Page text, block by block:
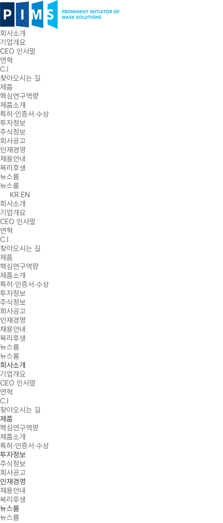
회사소개
기업개요
CEO 인사말
연혁
C.I
찾아오시는 길
제품
핵심연구역량
제품소개
특허·인증서·수상
투자정보
주식정보
회사공고
인재경영
채용안내
복리후생
뉴스룸
뉴스룸
KR EN
회사소개
기업개요
CEO 인사말
연혁
C.I
찾아오시는 길
제품
핵심연구역량
제품소개
특허·인증서·수상
투자정보
주식정보
회사공고
인재경영
채용안내
복리후생
뉴스룸
뉴스룸
회사소개
기업개요
CEO 인사말
연혁
C.I
찾아오시는 길
제품
핵심연구역량
제품소개
특허·인증서·수상
투자정보
주식정보
회사공고
인재경영
채용안내
복리후생
뉴스룸
뉴스룸